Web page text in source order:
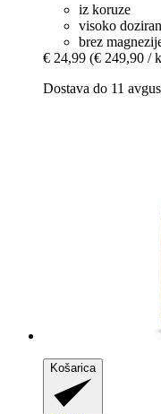
iz koruze
visoko
brez
€ 24,99 (€ 249,90 /
Dostava do 11
Košarica